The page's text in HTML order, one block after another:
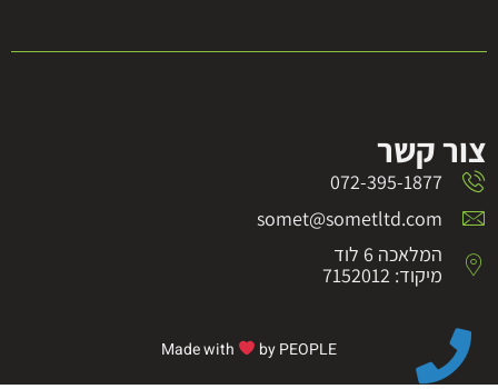
צור קשר
072-395-1877
somet@sometltd.com
המלאכה 6 לוד
מיקוד: 7152012
Made with by PEOPLE